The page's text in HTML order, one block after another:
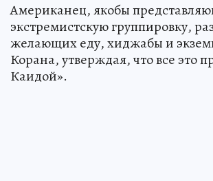
Американец, якобы
экстремистскую группировку,
желающих еду, хиджабы и
Корана, утверждая, что все это
Каидой».